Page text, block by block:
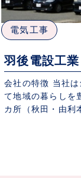
電気工事
羽後電設工
会社の特徴 当社
て地域の暮らしを
カ所（秋田・由利